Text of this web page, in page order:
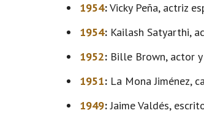
1954:Vicky Peña, actriz
1954: Kailash Satyarthi,
1952: Bille Brown, actor
1951: La Mona Jiménez,
1949:Jaime Valdés,